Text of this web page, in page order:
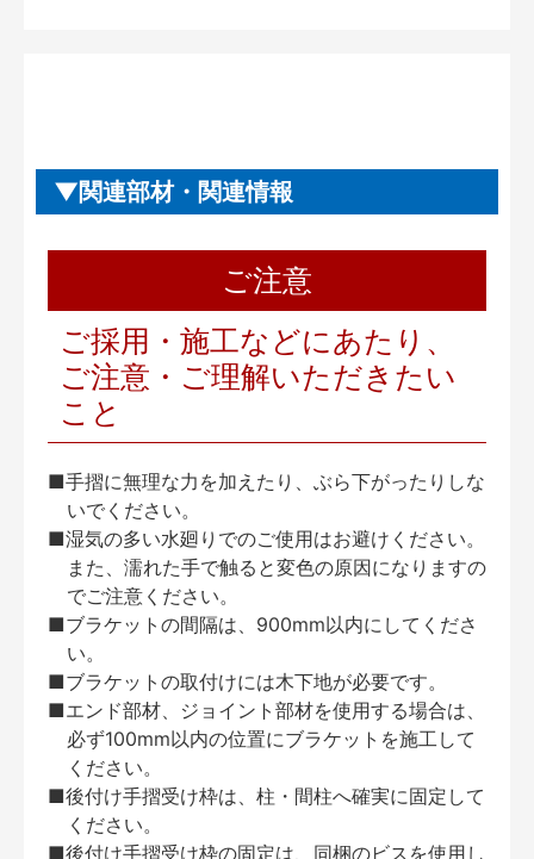
関連部材・関連情報
ご注意
ご採用・施工などにあたり、
ご注意・ご理解いただきたい
こと
■手摺に無理な力を加えたり、ぶら下がったりしな
いでください。
■湿気の多い水廻りでのご使用はお避けください。
また、濡れた手で触ると変色の原因になりますの
でご注意ください。
■ブラケットの間隔は、900mm以内にしてくださ
い。
■ブラケットの取付けには木下地が必要です。
■エンド部材、ジョイント部材を使用する場合は、
必ず100mm以内の位置にブラケットを施工して
ください。
■後付け手摺受け枠は、柱・間柱へ確実に固定して
ください。
■後付け手摺受け枠の固定は、同梱のビスを使用し